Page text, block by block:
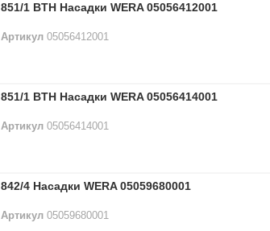
851/1 BTH Насадки WERA 05056412001
Артикул 05056412001
851/1 BTH Насадки WERA 05056414001
Артикул 05056414001
842/4 Насадки WERA 05059680001
Артикул 05059680001